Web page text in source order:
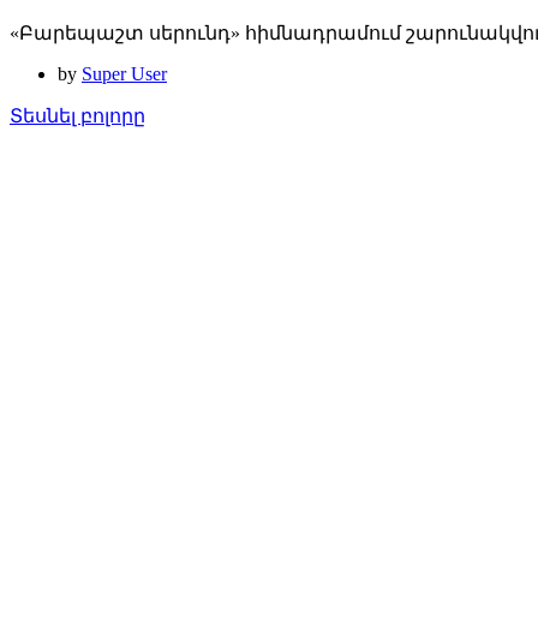
«Բարեպաշտ սերունդ» հիմնադրամում
by Super User
Տեսնել բոլորը